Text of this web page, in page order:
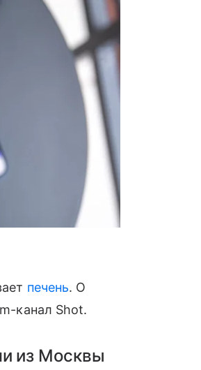
печень. О
канал Shot.
из Москвы